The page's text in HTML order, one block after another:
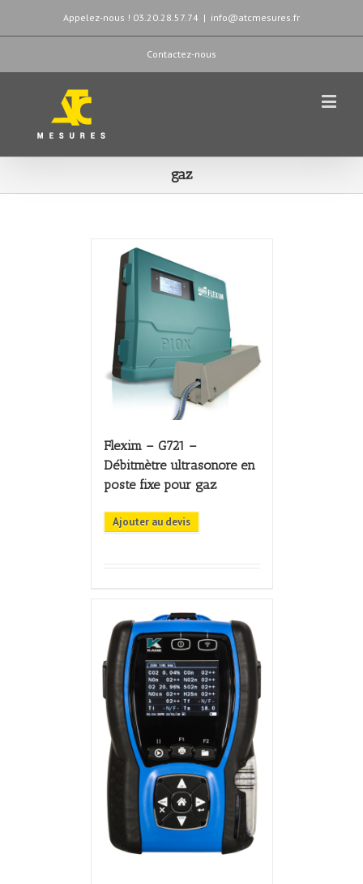
Appelez-nous ! 03.20.28.57.74 | info@atcmesures.fr
Contactez-nous
gaz
Flexim – G721 –
Débitmètre ultrasonore en
poste fixe pour gaz
Ajouter au devis